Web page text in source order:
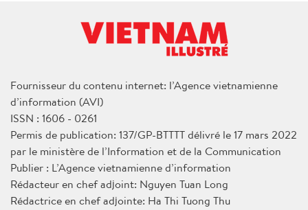
Fournisseur du contenu internet: l’Agence vietnamienne
d’information (AVI)
ISSN : 1606 - 0261
Permis de publication: 137/GP-BTTTT délivré le 17 mars 2022
par le ministère de l’Information et de la Communication
Publier : L’Agence vietnamienne d’information
Rédacteur en chef adjoint: Nguyen Tuan Long
Rédactrice en chef adjointe: Ha Thi Tuong Thu